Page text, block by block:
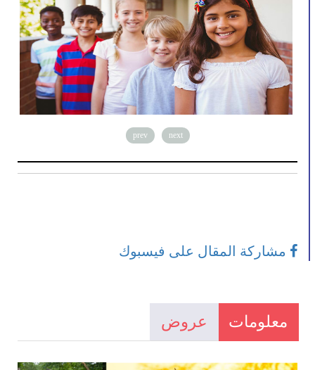
prev next
مشاركة المقال على فيسبوك
معلومات عروض